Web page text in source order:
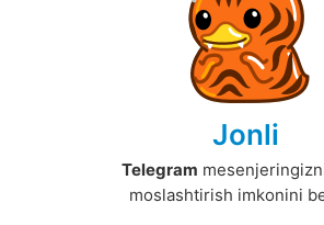
Jonli
Telegram
moslashtirish imkonini